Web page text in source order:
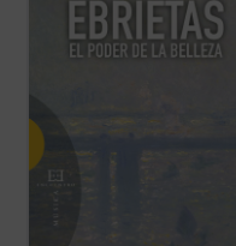
un ejercicio de admirable erudición que no
consigue penetrar en la naturaleza de la
creación poética. Y al revés; si un artista se
lanza a la difícil tarea ... (ver ficha)